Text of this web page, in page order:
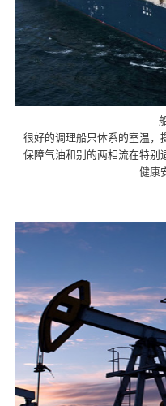
很好的调理船只体系的室温，
保障气油和别的两相流在特别
健康